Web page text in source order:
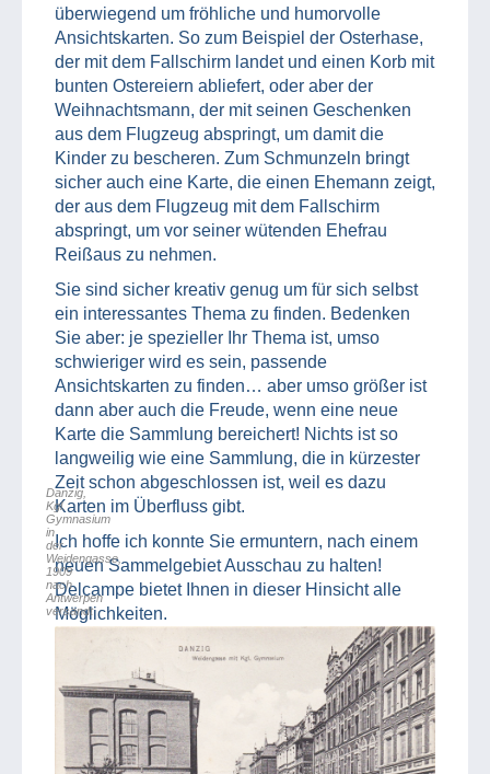
überwiegend um fröhliche und humorvolle
Ansichtskarten. So zum Beispiel der Osterhase,
der mit dem Fallschirm landet und einen Korb mit
bunten Ostereiern abliefert, oder aber der
Weihnachtsmann, der mit seinen Geschenken
aus dem Flugzeug abspringt, um damit die
Kinder zu bescheren. Zum Schmunzeln bringt
sicher auch eine Karte, die einen Ehemann zeigt,
der aus dem Flugzeug mit dem Fallschirm
abspringt, um vor seiner wütenden Ehefrau
Reißaus zu nehmen.
Sie sind sicher kreativ genug um für sich selbst
ein interessantes Thema zu finden. Bedenken
Sie aber: je spezieller Ihr Thema ist, umso
schwieriger wird es sein, passende
Ansichtskarten zu finden… aber umso größer ist
dann aber auch die Freude, wenn eine neue
Karte die Sammlung bereichert! Nichts ist so
langweilig wie eine Sammlung, die in kürzester
Zeit schon abgeschlossen ist, weil es dazu
Karten im Überfluss gibt.
Ich hoffe ich konnte Sie ermuntern, nach einem
neuen Sammelgebiet Ausschau zu halten!
Delcampe bietet Ihnen in dieser Hinsicht alle
Möglichkeiten.
Danzig,
Kgl.
Gymnasium
in
der
Weidengasse,
1909
nach
Antwerpen
versandt